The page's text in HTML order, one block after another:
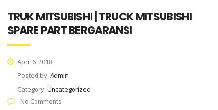
TRUK MITSUBISHI | TRUCK MITSUBISHI
SPARE PART BERGARANSI
April 6, 2018
Posted by: Admin
Category: Uncategorized
No Comments